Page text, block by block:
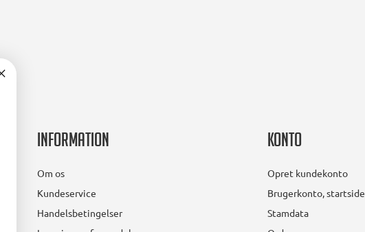
Information
Om os
Kundeservice
Handelsbetingelser
Konto
Opret kundekonto
Brugerkonto, startside
Stamdata